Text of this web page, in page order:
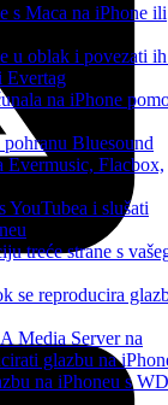
s Maca na iPhone ili
u oblak i povezati
Evertag
na iPhone
Bluesound
Flacbox,
YouTubea i slušati
treće strane s
se reproducira
Media Server na
glazbu na
na iPhoneu s WD